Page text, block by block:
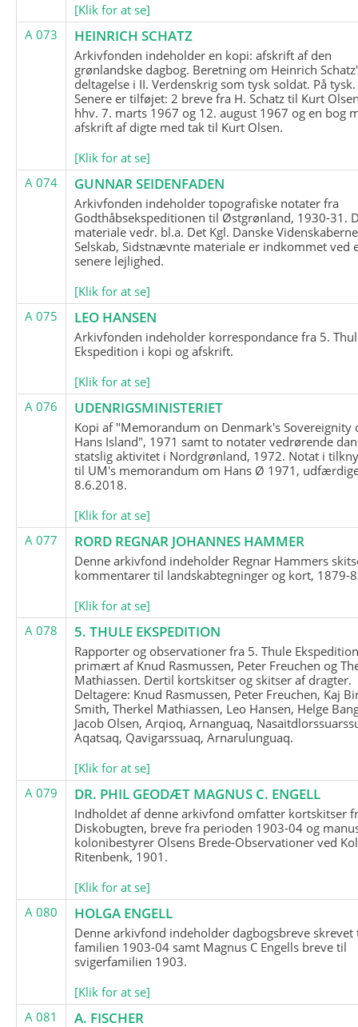
[Klik for at se]
A 073
HEINRICH SCHATZ
Arkivfonden indeholder en kopi: afskrift af den
grønlandske dagbog. Beretning om Heinrich Schatz'
deltagelse i II. Verdenskrig som tysk soldat. På tysk.
Senere er tilføjet: 2 breve fra H. Schatz til Kurt
hhv. 7. marts 1967 og 12. august 1967 og en bog
afskrift af digte med tak til Kurt Olsen.
[Klik for at se]
A 074
GUNNAR SEIDENFADEN
Arkivfonden indeholder topografiske notater fra
Godthåbsekspeditionen til Østgrønland, 1930-31.
materiale vedr. bl.a. Det Kgl. Danske
Selskab, Sidstnævnte materiale er indkommet ved
senere lejlighed.
[Klik for at se]
A 075
LEO HANSEN
Arkivfonden indeholder korrespondance fra 5.
Ekspedition i kopi og afskrift.
[Klik for at se]
A 076
UDENRIGSMINISTERIET
Kopi af "Memorandum on Denmark's Sovereignity
Hans Island", 1971 samt to notater vedrørende
statslig aktivitet i Nordgrønland, 1972. Notat i
til UM's memorandum om Hans Ø 1971,
8.6.2018.
[Klik for at se]
A 077
RORD REGNAR JOHANNES HAMMER
Denne arkivfond indeholder Regnar Hammers
kommentarer til landskabtegninger og kort, 1879-
[Klik for at se]
A 078
5. THULE EKSPEDITION
Rapporter og observationer fra 5. Thule
primært af Knud Rasmussen, Peter Freuchen og
Mathiassen. Dertil kortskitser og skitser af dragter.
Deltagere: Knud Rasmussen, Peter Freuchen, Kaj
Smith, Therkel Mathiassen, Leo Hansen, Helge
Jacob Olsen, Arqioq, Arnanguaq,
Aqatsaq, Qavigarssuaq, Arnarulunguaq.
[Klik for at se]
A 079
DR. PHIL GEODÆT MAGNUS C. ENGELL
Indholdet af denne arkivfond omfatter kortskitser
Diskobugten, breve fra perioden 1903-04 og
kolonibestyrer Olsens Brede-Observationer ved
Ritenbenk, 1901.
[Klik for at se]
A 080
HOLGA ENGELL
Denne arkivfond indeholder dagbogsbreve skrevet
familien 1903-04 samt Magnus C Engells breve til
svigerfamilien 1903.
[Klik for at se]
A 081
A. FISCHER